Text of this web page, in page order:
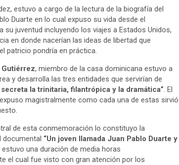
estuvo a cargo de la lectura de la biografía del
Duarte en lo cual expuso su vida desde el
su juventud incluyendo los viajes a Estados Unidos,
en donde nacerían las ideas de libertad que
patricio pondría en práctica.
Gutiérrez, miembro de la casa dominicana estuvo a
y desarrolla las tres entidades que servirían de
la trinitaria, filantrópica y la dramática”. El
magistralmente como cada una de estas sirvió
de esta conmemoración lo constituyo la
documental “Un joven llamada Juan Pablo Duarte y
una duración de media horas
el cual fue visto con gran atención por los